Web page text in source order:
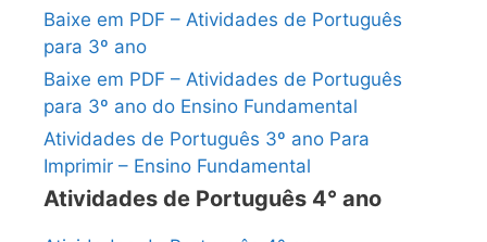
Baixe em PDF – Atividades de Português
para 3º ano
Baixe em PDF – Atividades de Português
para 3º ano do Ensino Fundamental
Atividades de Português 3º ano Para
Imprimir – Ensino Fundamental
Atividades de Português 4° ano